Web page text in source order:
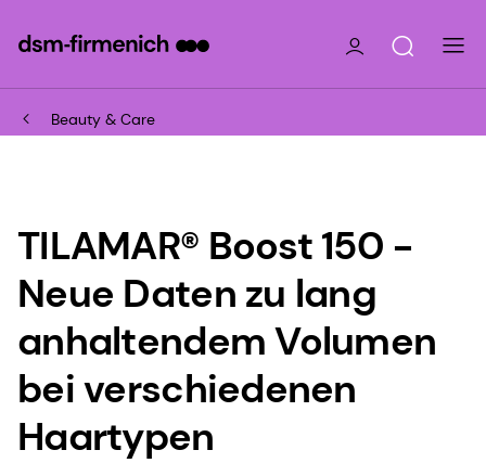
Beauty & Care
TILAMAR® Boost 150 -
Neue Daten zu lang
anhaltendem Volumen
bei verschiedenen
Haartypen